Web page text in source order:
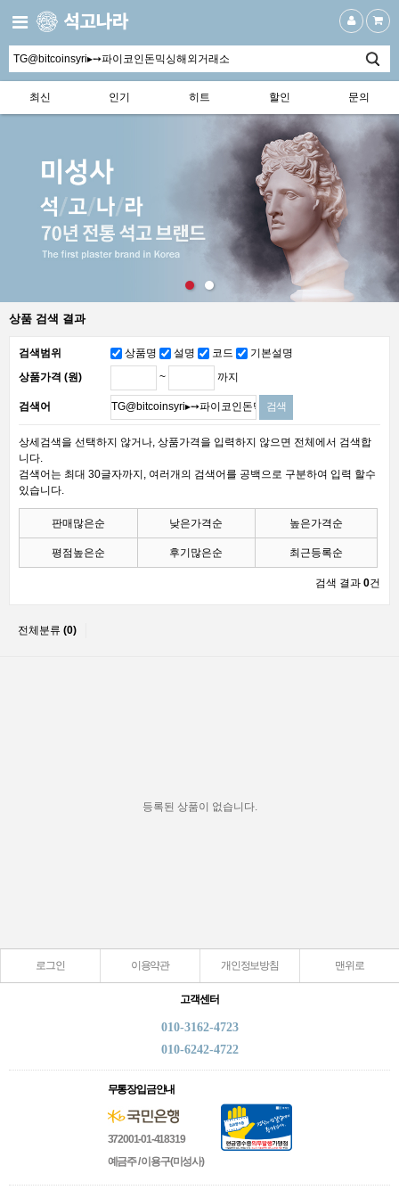
최신 인기 히트 할인 문의
상품 검색 결과
검색범위 상품명 설명 코드
기본설명
상품가격 (원)
~ 까지
검색어
상세검색을 선택하지 않거나, 상품가격을 입력하지 않으면 전체에서 검색합
니다.
검색어는 최대 30글자까지, 여러개의 검색어를 공백으로 구분하여 입력 할수
있습니다.
판매많은순 낮은가격순 높은가격순
평점높은순 후기많은순 최근등록순
검색 결과 0건
전체분류 (0)
등록된 상품이 없습니다.
로그인 이용약관 개인정보방침 맨위로
고객센터
010-3162-4723
010-6242-4722
무통장입금안내
372001-01-418319
예금주 / 이용구(미성사)